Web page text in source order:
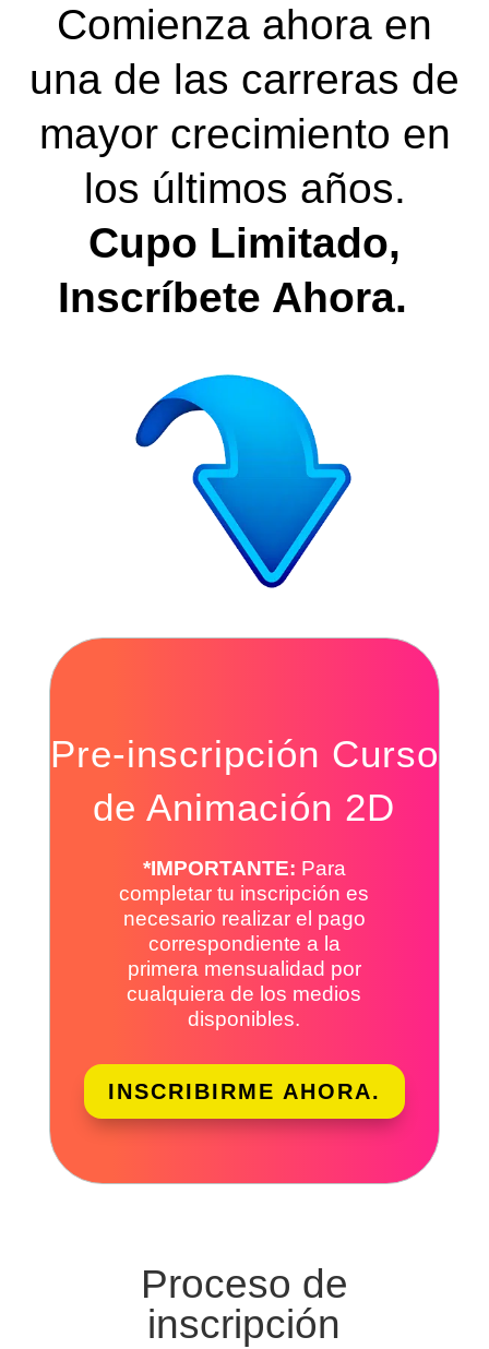
Comienza ahora en
una de las carreras de
mayor crecimiento en
los últimos años.
Cupo Limitado,
Inscríbete Ahora.
Pre-inscripción Curso
de Animación 2D
*IMPORTANTE: Para
completar tu inscripción es
necesario realizar el pago
correspondiente a la
primera mensualidad por
cualquiera de los medios
disponibles.
INSCRIBIRME AHORA.
Proceso de
inscripción